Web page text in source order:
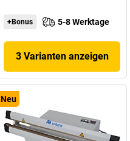
+Bonus 5-8 Werktage
3 Varianten anzeigen
Neu